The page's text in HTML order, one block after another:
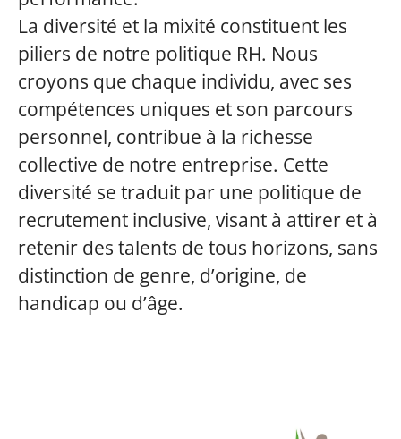
La diversité et la mixité constituent les
piliers de notre politique RH. Nous
croyons que chaque individu, avec ses
compétences uniques et son parcours
personnel, contribue à la richesse
collective de notre entreprise. Cette
diversité se traduit par une politique de
recrutement inclusive, visant à attirer et à
retenir des talents de tous horizons, sans
distinction de genre, d’origine, de
handicap ou d’âge.